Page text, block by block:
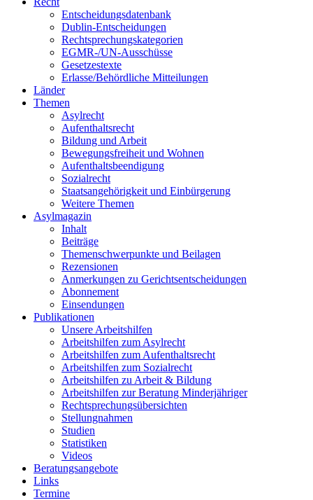
Entscheidungsdatenbank
Dublin-Entscheidungen
Rechtsprechungskategorien
EGMR-/UN-Ausschüsse
Gesetzestexte
Erlasse/Behördliche Mitteilungen
Länder
Themen
Asylrecht
Aufenthaltsrecht
Bildung und Arbeit
Bewegungsfreiheit und Wohnen
Aufenthaltsbeendigung
Sozialrecht
Staatsangehörigkeit und Einbürgerung
Weitere Themen
Asylmagazin
Inhalt
Beiträge
Themenschwerpunkte und Beilagen
Rezensionen
Anmerkungen zu Gerichtsentscheidungen
Abonnement
Einsendungen
Publikationen
Unsere Arbeitshilfen
Arbeitshilfen zum Asylrecht
Arbeitshilfen zum Aufenthaltsrecht
Arbeitshilfen zum Sozialrecht
Arbeitshilfen zu Arbeit & Bildung
Arbeitshilfen zur Beratung Minderjähriger
Rechtsprechungsübersichten
Stellungnahmen
Studien
Statistiken
Videos
Beratungsangebote
Links
Termine